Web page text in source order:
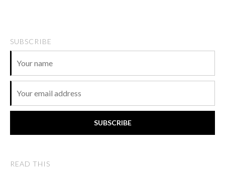
SUBSCRIBE
SUBSCRIBE
READ THIS